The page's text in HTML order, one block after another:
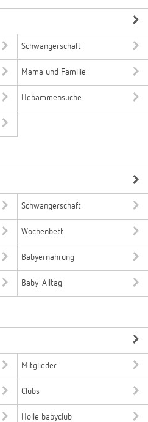
Schwangerschaft
Mama und Familie
Hebammensuche
Schwangerschaft
Wochenbett
Babyernährung
Baby-Alltag
Mitglieder
Clubs
Holle babyclub